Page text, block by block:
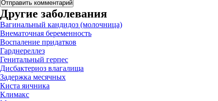
Другие заболевания
Вагинальный кандидоз (молочница)
Внематочная беременность
Воспаление придатков
Гарднереллез
Генитальный герпес
Дисбактериоз влагалища
Задержка месячных
Киста яичника
Климакс